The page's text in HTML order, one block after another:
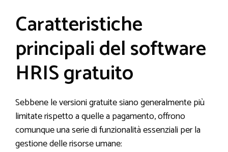
Caratteristiche
principali del software
HRIS gratuito
Sebbene le versioni gratuite siano generalmente più
limitate rispetto a quelle a pagamento, offrono
comunque una serie di funzionalità essenziali per la
gestione delle risorse umane: